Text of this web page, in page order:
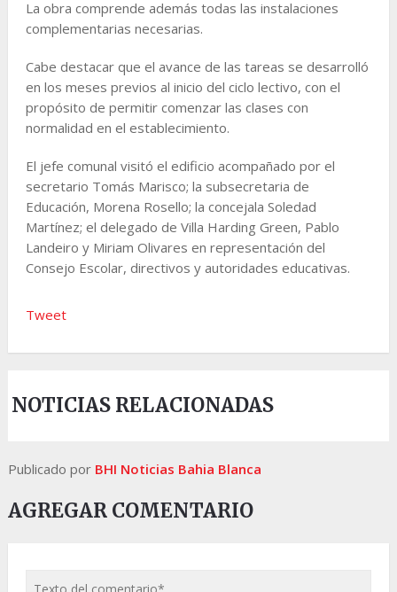
La obra comprende además todas las instalaciones
complementarias necesarias.
Cabe destacar que el avance de las tareas se desarrolló
en los meses previos al inicio del ciclo lectivo, con el
propósito de permitir comenzar las clases con
normalidad en el establecimiento.
El jefe comunal visitó el edificio acompañado por el
secretario Tomás Marisco; la subsecretaria de
Educación, Morena Rosello; la concejala Soledad
Martínez; el delegado de Villa Harding Green, Pablo
Landeiro y Miriam Olivares en representación del
Consejo Escolar, directivos y autoridades educativas.
Tweet
NOTICIAS RELACIONADAS
Publicado por BHI Noticias Bahia Blanca
AGREGAR COMENTARIO